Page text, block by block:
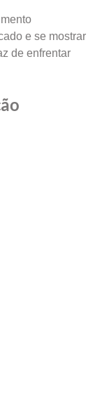
e se mostrar
de enfrentar